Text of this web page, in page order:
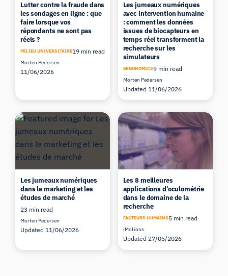
Lutter contre la fraude dans
les sondages en ligne : que
faire lorsque vos
répondants ne sont pas
réels ?
MILIEU UNIVERSITAIRE19 min read
Morten Pedersen
11/06/2026
Les jumeaux numériques
avec intervention humaine
: comment les données
issues de biocapteurs en
temps réel transforment la
recherche sur les
simulateurs
ERGONOMICS9 min read
Morten Pedersen
Updated 11/06/2026
Les jumeaux numériques
dans le marketing et les
études de marché
23 min read
Morten Pedersen
Updated 11/06/2026
Les 8 meilleures
applications d'oculométrie
dans le domaine de la
recherche
FACTEURS HUMAINS5 min read
iMotions
Updated 27/05/2026